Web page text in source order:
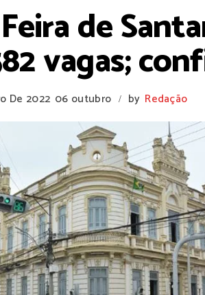
de
vagas;
De 2022 06 outubro / by Redação